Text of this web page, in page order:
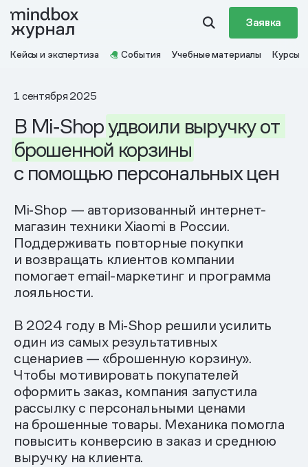
Заявка
Кейсы и экспертиза События Учебные материалы Курсы
1 сентября 2025
В Mi‑Shopудвоили выручкуот
брошенной корзины
с помощью персональных цен
Mi‑Shop — авторизованный интернет-
магазин техники Xiaomi в России.
Поддерживать повторные покупки
и возвращать клиентов компании
помогает email-маркетинг и программа
лояльности.
В 2024 году в Mi‑Shop решили усилить
один из самых результативных
сценариев — «брошенную корзину».
Чтобы мотивировать покупателей
оформить заказ, компания запустила
рассылку с персональными ценами
на брошенные товары. Механика помогла
повысить конверсию в заказ и среднюю
выручку на клиента.